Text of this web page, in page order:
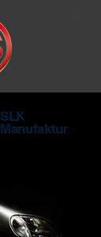
SLK
Manufaktur